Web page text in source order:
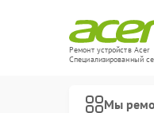
Ремонт устройств Acer
Специализированный
Мы